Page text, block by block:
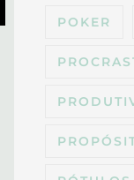
POKER